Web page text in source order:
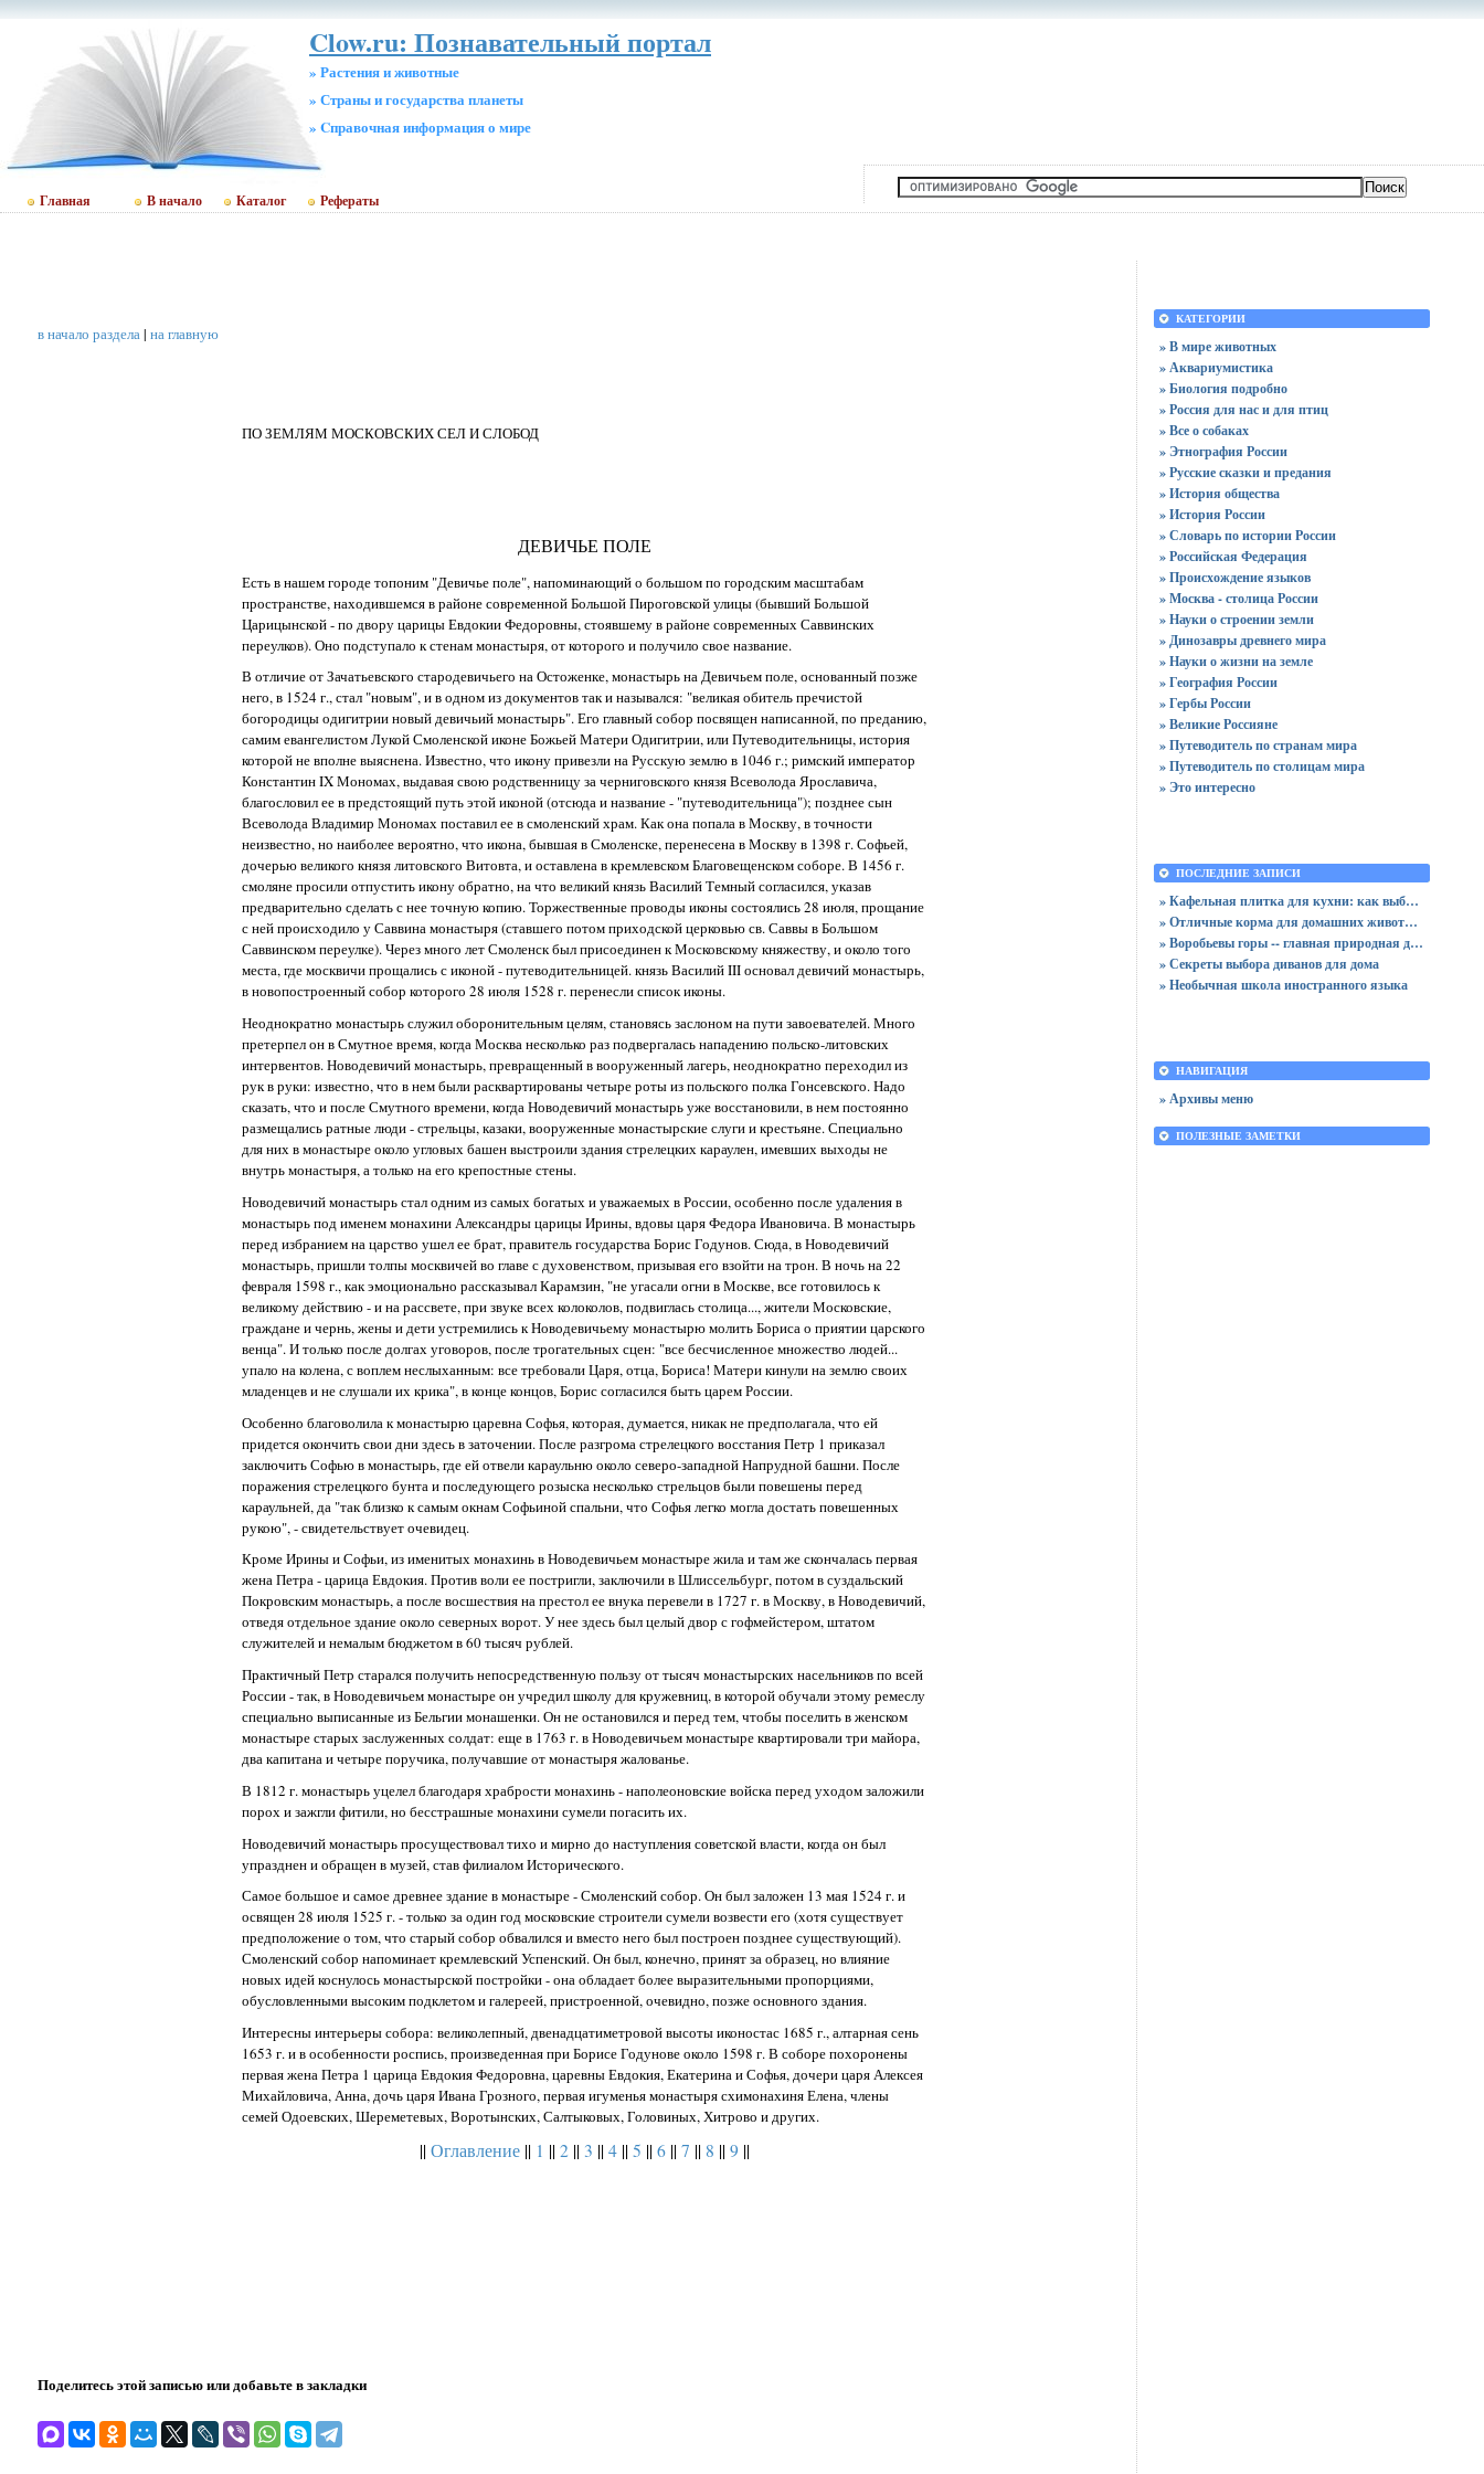
Clow.ru: Познавательный портал
» Растения и животные
» Страны и государства планеты
» Cправочная информация о мире
Главная В начало Каталог Рефераты
в начало раздела| на главную
ПО ЗЕМЛЯМ МОСКОВСКИХ СЕЛ И СЛОБОД
ДЕВИЧЬЕ ПОЛЕ
Есть в нашем городе топоним "Девичье поле", напоминающий о большом по городским масштабам
пространстве, находившемся в районе современной Большой Пироговской улицы (бывший Большой
Царицынской - по двору царицы Евдокии Федоровны, стоявшему в районе современных Саввинских
переулков). Оно подступало к стенам монастыря, от которого и получило свое название.
В отличие от Зачатьевского стародевичьего на Остоженке, монастырь на Девичьем поле, основанный позже
него, в 1524 г., стал "новым", и в одном из документов так и назывался: "великая обитель пречистой
богородицы одигитрии новый девичьий монастырь". Его главный собор посвящен написанной, по преданию,
самим евангелистом Лукой Смоленской иконе Божьей Матери Одигитрии, или Путеводительницы, история
которой не вполне выяснена. Известно, что икону привезли на Русскую землю в 1046 г.; римский император
Константин IX Мономах, выдавая свою родственницу за черниговского князя Всеволода Ярославича,
благословил ее в предстоящий путь этой иконой (отсюда и название - "путеводительница"); позднее сын
Всеволода Владимир Мономах поставил ее в смоленский храм. Как она попала в Москву, в точности
неизвестно, но наиболее вероятно, что икона, бывшая в Смоленске, перенесена в Москву в 1398 г. Софьей,
дочерью великого князя литовского Витовта, и оставлена в кремлевском Благовещенском соборе. В 1456 г.
смоляне просили отпустить икону обратно, на что великий князь Василий Темный согласился, указав
предварительно сделать с нее точную копию. Торжественные проводы иконы состоялись 28 июля, прощание
с ней происходило у Саввина монастыря (ставшего потом приходской церковью св. Саввы в Большом
Саввинском переулке). Через много лет Смоленск был присоединен к Московскому княжеству, и около того
места, где москвичи прощались с иконой - путеводительницей. князь Василий III основал девичий монастырь,
в новопостроенный собор которого 28 июля 1528 г. перенесли список иконы.
Неоднократно монастырь служил оборонительным целям, становясь заслоном на пути завоевателей. Много
претерпел он в Смутное время, когда Москва несколько раз подвергалась нападению польско-литовских
интервентов. Новодевичий монастырь, превращенный в вооруженный лагерь, неоднократно переходил из
рук в руки: известно, что в нем были расквартированы четыре роты из польского полка Гонсевского. Надо
сказать, что и после Смутного времени, когда Новодевичий монастырь уже восстановили, в нем постоянно
размещались ратные люди - стрельцы, казаки, вооруженные монастырские слуги и крестьяне. Специально
для них в монастыре около угловых башен выстроили здания стрелецких караулен, имевших выходы не
внутрь монастыря, а только на его крепостные стены.
Новодевичий монастырь стал одним из самых богатых и уважаемых в России, особенно после удаления в
монастырь под именем монахини Александры царицы Ирины, вдовы царя Федора Ивановича. В монастырь
перед избранием на царство ушел ее брат, правитель государства Борис Годунов. Сюда, в Новодевичий
монастырь, пришли толпы москвичей во главе с духовенством, призывая его взойти на трон. В ночь на 22
февраля 1598 г., как эмоционально рассказывал Карамзин, "не угасали огни в Москве, все готовилось к
великому действию - и на рассвете, при звуке всех колоколов, подвиглась столица..., жители Московские,
граждане и чернь, жены и дети устремились к Новодевичьему монастырю молить Бориса о приятии царского
венца". И только после долгах уговоров, после трогательных сцен: "все бесчисленное множество людей...
упало на колена, с воплем неслыханным: все требовали Царя, отца, Бориса! Матери кинули на землю своих
младенцев и не слушали их крика", в конце концов, Борис согласился быть царем России.
Особенно благоволила к монастырю царевна Софья, которая, думается, никак не предполагала, что ей
придется окончить свои дни здесь в заточении. После разгрома стрелецкого восстания Петр 1 приказал
заключить Софью в монастырь, где ей отвели караульню около северо-западной Напрудной башни. После
поражения стрелецкого бунта и последующего розыска несколько стрельцов были повешены перед
караульней, да "так близко к самым окнам Софьиной спальни, что Софья легко могла достать повешенных
рукою", - свидетельствует очевидец.
Кроме Ирины и Софьи, из именитых монахинь в Новодевичьем монастыре жила и там же скончалась первая
жена Петра - царица Евдокия. Против воли ее постригли, заключили в Шлиссельбург, потом в суздальский
Покровским монастырь, а после восшествия на престол ее внука перевели в 1727 г. в Москву, в Новодевичий,
отведя отдельное здание около северных ворот. У нее здесь был целый двор с гофмейстером, штатом
служителей и немалым бюджетом в 60 тысяч рублей.
Практичный Петр старался получить непосредственную пользу от тысяч монастырских насельников по всей
России - так, в Новодевичьем монастыре он учредил школу для кружевниц, в которой обучали этому ремеслу
специально выписанные из Бельгии монашенки. Он не остановился и перед тем, чтобы поселить в женском
монастыре старых заслуженных солдат: еще в 1763 г. в Новодевичьем монастыре квартировали три майора,
два капитана и четыре поручика, получавшие от монастыря жалованье.
В 1812 г. монастырь уцелел благодаря храбрости монахинь - наполеоновские войска перед уходом заложили
порох и зажгли фитили, но бесстрашные монахини сумели погасить их.
Новодевичий монастырь просуществовал тихо и мирно до наступления советской власти, когда он был
упразднен и обращен в музей, став филиалом Исторического.
Самое большое и самое древнее здание в монастыре - Смоленский собор. Он был заложен 13 мая 1524 г. и
освящен 28 июля 1525 г. - только за один год московские строители сумели возвести его (хотя существует
предположение о том, что старый собор обвалился и вместо него был построен позднее существующий).
Смоленский собор напоминает кремлевский Успенский. Он был, конечно, принят за образец, но влияние
новых идей коснулось монастырской постройки - она обладает более выразительными пропорциями,
обусловленными высоким подклетом и галереей, пристроенной, очевидно, позже основного здания.
Интересны интерьеры собора: великолепный, двенадцатиметровой высоты иконостас 1685 г., алтарная сень
1653 г. и в особенности роспись, произведенная при Борисе Годунове около 1598 г. В соборе похоронены
первая жена Петра 1 царица Евдокия Федоровна, царевны Евдокия, Екатерина и Софья, дочери царя Алексея
Михайловича, Анна, дочь царя Ивана Грозного, первая игуменья монастыря схимонахиня Елена, члены
семей Одоевских, Шереметевых, Воротынских, Салтыковых, Головиных, Хитрово и других.
|| Оглавление|| 1 || 2|| 3 || 4|| 5 || 6|| 7 || 8 || 9||
Поделитесь этой записью или добавьте в закладки
КАТЕГОРИИ
» В мире животных
» Аквариумистика
» Биология подробно
» Россия для нас и для птиц
» Все о собаках
» Этнография России
» Русские сказки и предания
» История общества
» История России
» Словарь по истории России
» Российская Федерация
» Происхождение языков
» Москва - столица России
» Науки о строении земли
» Динозавры древнего мира
» Науки о жизни на земле
» География России
» Гербы России
» Великие Россияне
» Путеводитель по странам мира
» Путеводитель по столицам мира
» Это интересно
ПОСЛЕДНИЕ ЗАПИСИ
» Кафельная плитка для кухни: как выбрать практичную отделку
» Отличные корма для домашних животных
» Воробьевы горы -- главная природная достопримечательность Москвы
» Секреты выбора диванов для дома
» Необычная школа иностранного языка
НАВИГАЦИЯ
» Архивы меню
ПОЛЕЗНЫЕ ЗАМЕТКИ